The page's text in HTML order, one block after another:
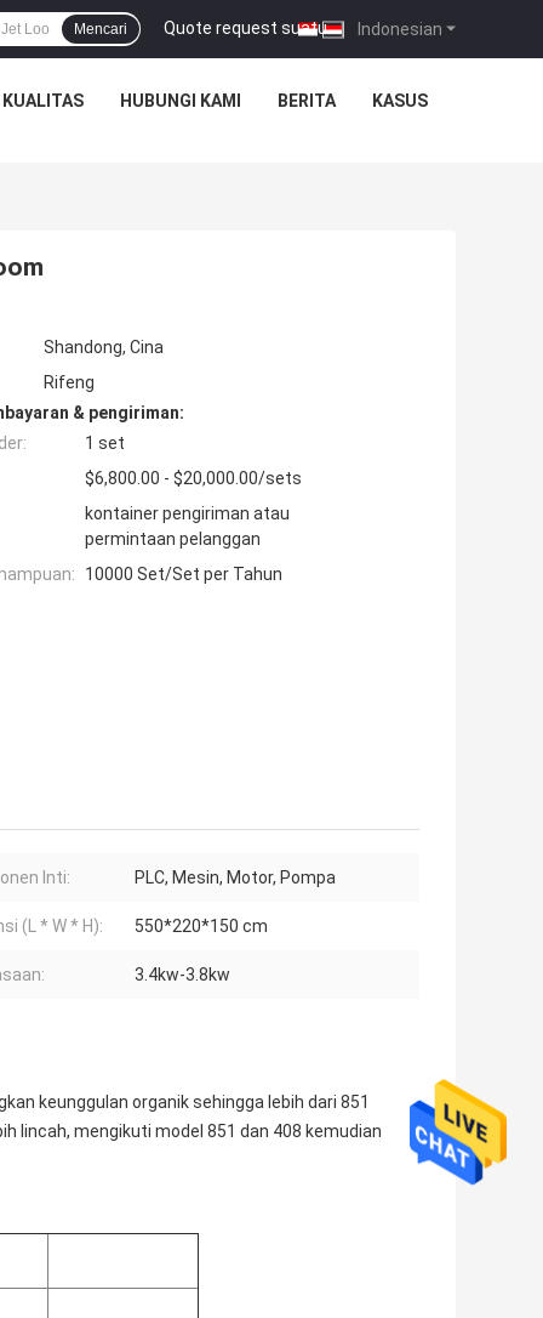
Indonesian
Quote request suatu |
Mencari
HUBUNGI KAMI BERITA KASUS
Shandong, Cina
Rifeng
& pengiriman:
1 set
$6,800.00 - $20,000.00/sets
kontainer pengiriman atau
permintaan pelanggan
10000 Set/Set per Tahun
Inti: PLC, Mesin, Motor, Pompa
(L * W * H): 550*220*150 cm
3.4kw-3.8kw
keunggulan organik sehingga lebih dari 851
lincah, mengikuti model 851 dan 408 kemudian